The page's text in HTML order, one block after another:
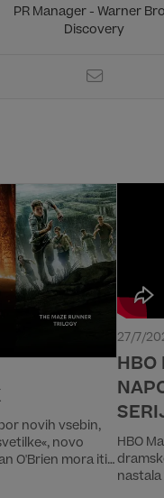
PR Manager - Warner
Discovery
novih vsebin,
novo
O'Brien mora iti«,
27/7/
HBO
HBO
nastala